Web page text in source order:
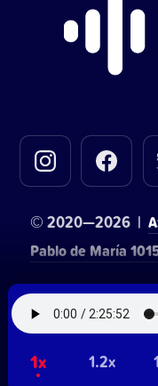
1x 1.2x
© 2020—2026 |
Pablo de María
Contacto
NetUy
Privacidad~